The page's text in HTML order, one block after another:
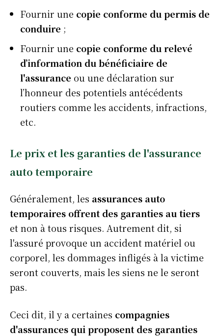
Fournir une copie conforme du permis de
conduire ;
Fournir une copie conforme du relevé
d’information du bénéficiaire de
l'assurance ou une déclaration sur
l’honneur des potentiels antécédents
routiers comme les accidents, infractions,
etc.
Le prix et les garanties de l'assurance
auto temporaire
Généralement, les assurances auto
temporaires offrent des garanties au tiers
et non à tous risques. Autrement dit, si
l'assuré provoque un accident matériel ou
corporel, les dommages infligés à la victime
seront couverts, mais les siens ne le seront
pas.
Ceci dit, il y a certaines compagnies
d'assurances qui proposent des garanties